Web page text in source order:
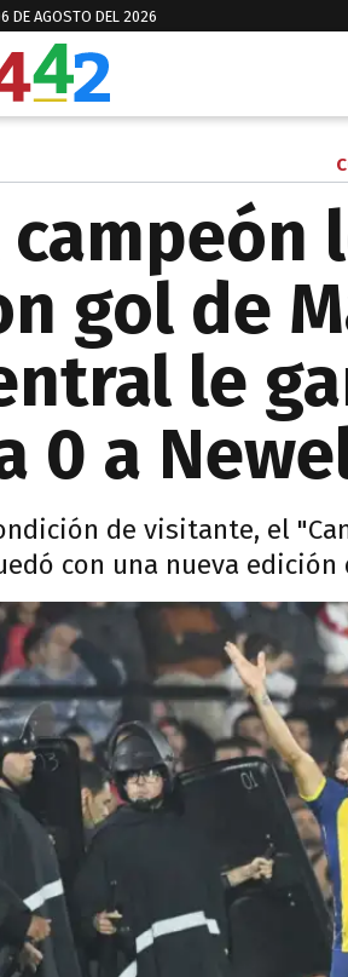
DE AGOSTO DEL 2026
campeón
gol de
le
0 a
de visitante, el
con una nueva